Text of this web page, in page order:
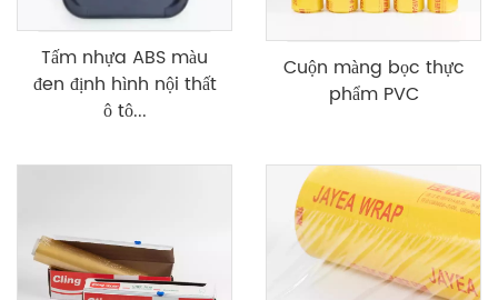
Tấm nhựa ABS màu
đen định hình nội thất
ô tô...
Cuộn màng bọc thực
phẩm PVC